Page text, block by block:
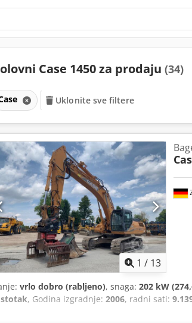
Case 1450 za prodaju (34)
Uklonite sve filtere
1 / 13
vrlo dobro (rabljeno), snaga: 202 kW
, Godina izgradnje: 2006, radni sati: